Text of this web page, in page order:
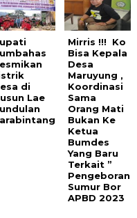
di
Lae
Mirris !!! Ko
Bisa Kepala
Desa
Maruyung ,
Koordinasi
Sama
Orang Mati
Bukan Ke
Ketua
Bumdes
Yang Baru
Terkait ”
Pengeboran
Sumur Bor
APBD 2023